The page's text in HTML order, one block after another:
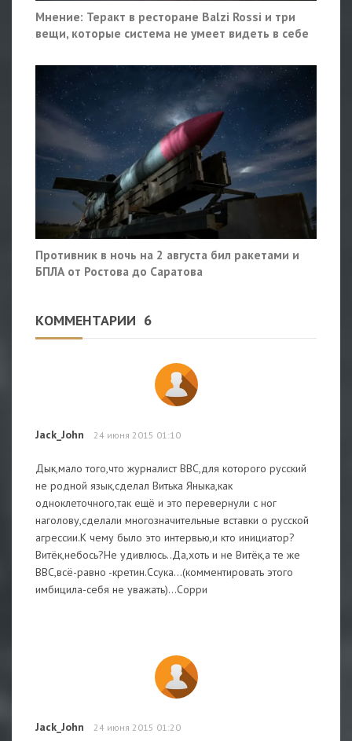
Мнение: Теракт в ресторане Balzi Rossi и три
вещи, которые система не умеет видеть в себе
Противник в ночь на 2 августа бил ракетами и
БПЛА от Ростова до Саратова
КОММЕНТАРИИ 6
Jack_John 24 июня 2015 01:10
Дык,мало того,что журналист ВВС,для которого русский
не родной язык,сделал Витька Яныка,как
одноклеточного,так ещё и это перевернули с ног
наголову,сделали многозначительные вставки о русской
агрессии.К чему было это интервью,и кто инициатор?
Витёк,небось?Не удивлюсь..Да,хоть и не Витёк,а те же
ВВС,всё-равно -кретин.Ссука...(комментировать этого
имбицила-себя не уважать)...Сорри
Jack_John 24 июня 2015 01:20